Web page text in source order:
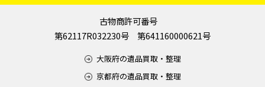
古物商許可番号
第62117R032230号 第641160000621号
大阪府の遺品買取・整理
京都府の遺品買取・整理